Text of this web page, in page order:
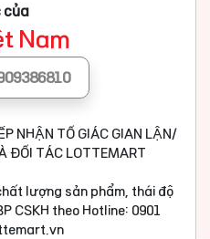
của
Nam
NHẬN TỐ GIÁC GIAN LẬN/
ĐỐI TÁC LOTTEMART
lượng sản phẩm, thái độ
CSKH theo Hotline: 0901